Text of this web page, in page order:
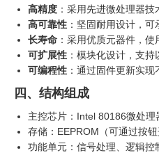
高精度 ：采用先进微处理器
高可靠性 ：坚固耐用设计，
长寿命 ：采用优质元器件，使
可扩展性 ：模块化设计，支
可编程性 ：通过固件更新实
四、结构组成
主控芯片：Intel 80186微处理
存储：EEPROM（可通过按钮
功能单元：信号处理、逻辑控